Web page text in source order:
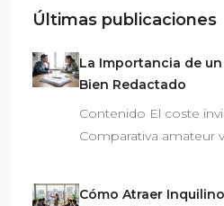
Últimas publicaciones
La Importancia de
Bien Redactado
Contenido El coste
Comparativa amateur
Cómo Atraer